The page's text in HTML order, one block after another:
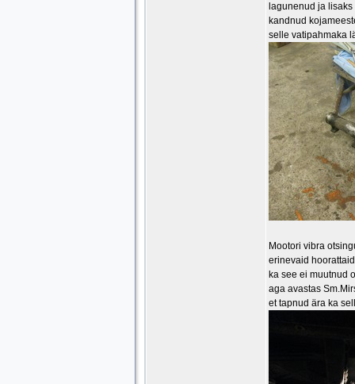
lagunenud ja
kandnud
selle vatipahmaka
Mootori vibra
erinevaid
ka see ei muutnud
aga avastas
et tapnud ära ka